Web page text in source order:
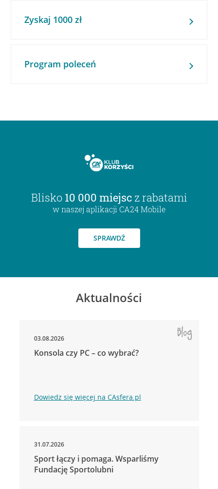
Zyskaj 1000 zł
Program poleceń
Blisko 10 000 miejsc z rabatami
w naszej aplikacji CA24 Mobile
SPRAWDŹ
Aktualności
03.08.2026
Konsola czy PC – co wybrać?
Dowiedz się więcej na CAsfera.pl
31.07.2026
Sport łączy i pomaga. Wsparliśmy
Fundację Sportolubni